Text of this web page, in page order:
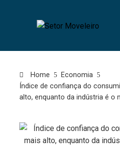
Home
Economia
Índice de confiança do
alto, enquanto da indústria é o